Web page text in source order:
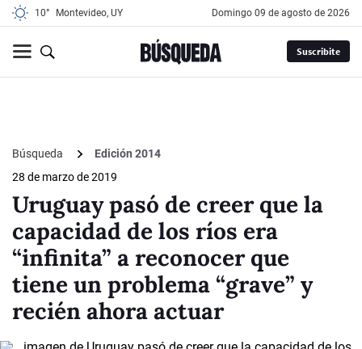
10° Montevideo, UY domingo 09 de agosto de 2026
Suscribite
Búsqueda
Edición 2014
28 de marzo de 2019
Uruguay pasó de creer que la
capacidad de los ríos era
“infinita” a reconocer que
tiene un problema “grave” y
recién ahora actuar